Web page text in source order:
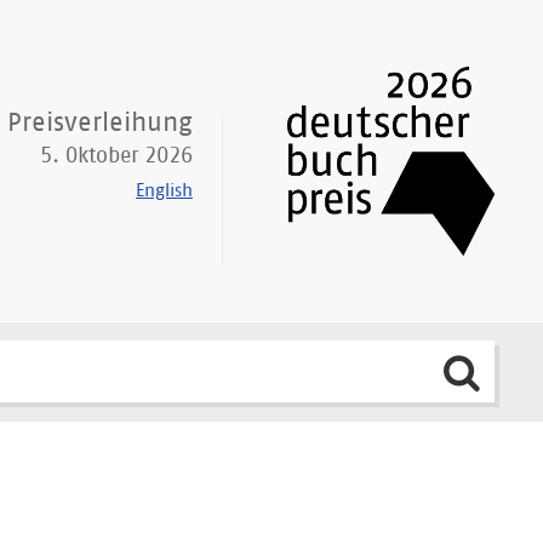
Preisverleihung
5. Oktober 2026
English